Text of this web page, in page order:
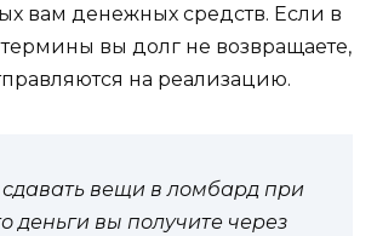
вам денежных средств. Если в
вы долг не возвращаете,
на реализацию.
сдавать вещи в ломбард при
деньги вы получите через